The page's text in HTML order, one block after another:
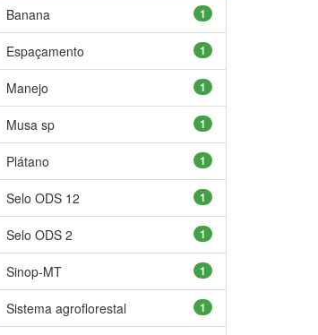
1
Banana
1
Espaçamento
1
Manejo
1
Musa sp
1
Plátano
1
Selo ODS 12
1
Selo ODS 2
1
Sinop-MT
1
Sistema agroflorestal